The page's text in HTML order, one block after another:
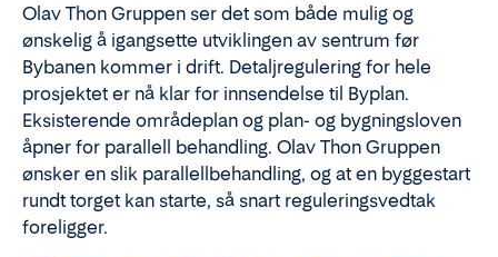
Olav Thon Gruppen ser det som både mulig og
ønskelig å igangsette utviklingen av sentrum før
Bybanen kommer i drift. Detaljregulering for hele
prosjektet er nå klar for innsendelse til Byplan.
Eksisterende områdeplan og plan- og bygningsloven
åpner for parallell behandling. Olav Thon Gruppen
ønsker en slik parallellbehandling, og at en byggestart
rundt torget kan starte, så snart reguleringsvedtak
foreligger.